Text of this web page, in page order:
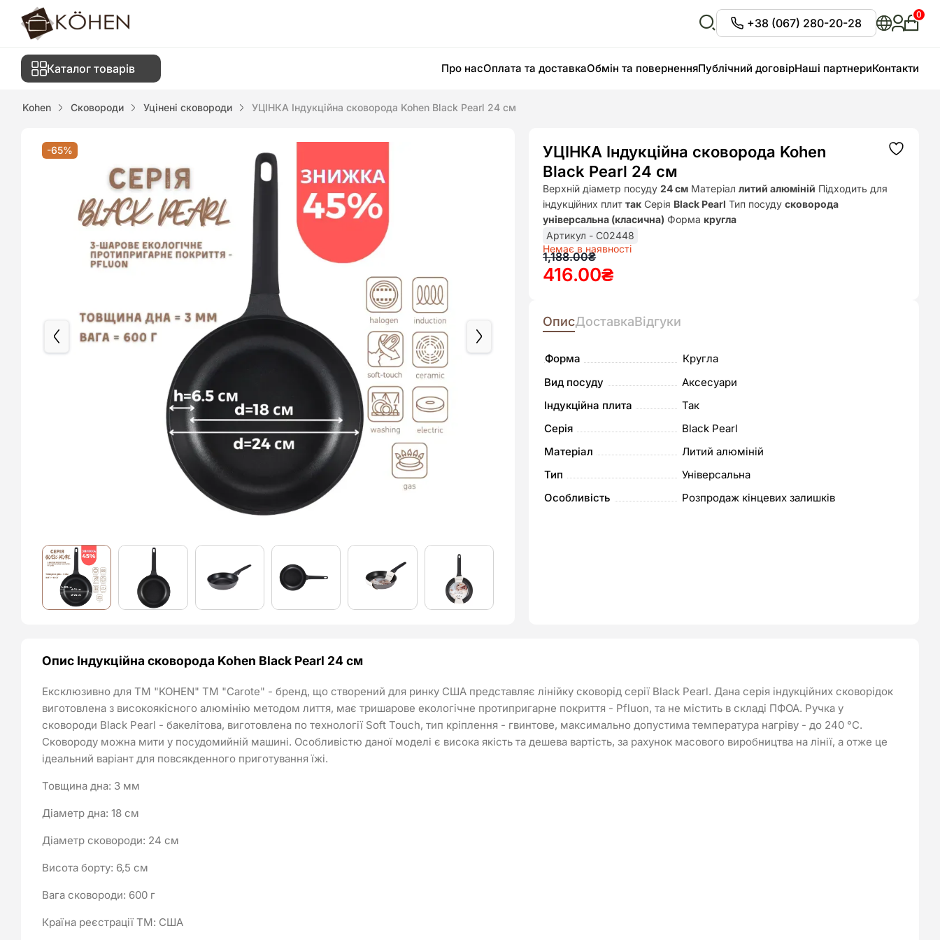
пошук
+38 (067) 280-20-28
0
Каталог товарів Про насОплата та доставкаОбмін та поверненняПублічний договірНаші партнериКонтакти
Kohen Сковороди Уцінені сковороди УЦІНКА Індукційна сковорода Kohen Black Pearl 24 см
-65%
УЦІНКА Індукційна сковорода Kohen
Black Pearl 24 см
Верхній діаметр посуду24 см Матеріаллитий алюміній Підходить для
індукційних плиттак Серія Black Pearl Тип посудусковорода
універсальна (класична) Формакругла
Артикул - C02448
Немає в наявності
1,188.00₴
Оригінальна
ціна:
416.00₴
Поточна
ціна:
Додати
ОписДоставкаВідгуки
Форма
Кругла
Вид посуду
Аксесуари
Індукційна плита
Так
Серія
Black Pearl
Матеріал
Литий алюміній
Тип
Універсальна
Особливість
Розпродаж кінцевих залишків
Опис Індукційна сковорода Kohen Black Pearl 24 см
Ексклюзивно для ТМ "KOHEN" ТМ "Carote" - бренд, що створений для ринку США представляє лінійку сковорід серії Black Pearl. Дана серія індукційних сковорідок
виготовлена з високоякісного алюмінію методом лиття, має тришарове екологічне протипригарне покриття - Pfluon, та не містить в складі ПФОА. Ручка у
сковороди Black Pearl - бакелітова, виготовлена по технології Soft Touch, тип кріплення - гвинтове, максимально допустима температура нагріву - до 240 °C.
Сковороду можна мити у посудомийній машині. Особливістю даної моделі є висока якість та дешева вартість, за рахунок масового виробництва на лінії, а отже це
ідеальний варіант для повсякденного приготування їжі.
Товщина дна: 3 мм
Діаметр дна: 18 см
Діаметр сковороди: 24 см
Висота борту: 6,5 см
Вага сковороди: 600 г
Країна реєстрації ТМ: США